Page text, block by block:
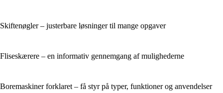
Skiftenøgler – justerbare løsninger til mange opgaver
Fliseskærere – en informativ gennemgang af mulighederne
Boremaskiner forklaret – få styr på typer, funktioner og anvendelser